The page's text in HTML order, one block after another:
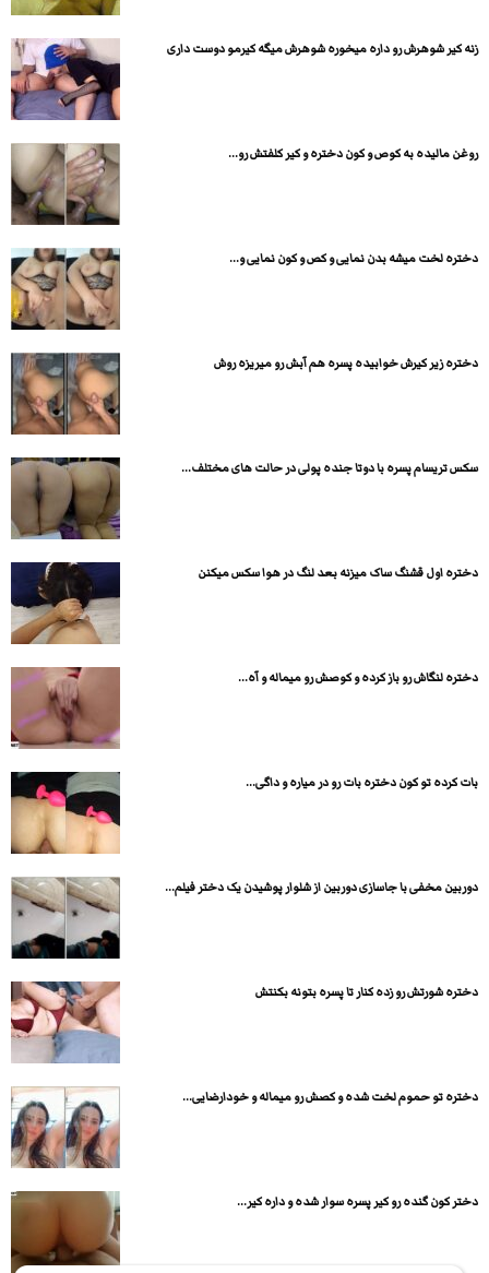
زنه کیر شوهرش رو داره میخوره شوهرش میگه کیرمو دوست داری
روغن مالیده به کوص و کون دختره و کیر کلفتش رو...
دختره لخت میشه بدن نمایی و کص و کون نمایی و...
دختره زیر کیرش خوابیده پسره هم آبش رو میریزه روش
سکس تریسام پسره با دوتا جنده پولی در حالت های مختلف...
دختره اول قشنگ ساک میزنه بعد لنگ در هوا سکس میکنن
دختره لنگاش رو باز کرده و کوصش رو میماله و آه...
بات کرده تو کون دختره بات رو در میاره و داگی...
دوربین مخفی با جاسازی دوربین از شلوار پوشیدن یک دختر فیلم...
دختره شورتش رو زده کنار تا پسره بتونه بکنتش
دختره تو حموم لخت شده و کصش رو میماله و خودارضایی...
دختر کون گنده رو کیر پسره سوار شده و داره کیر...